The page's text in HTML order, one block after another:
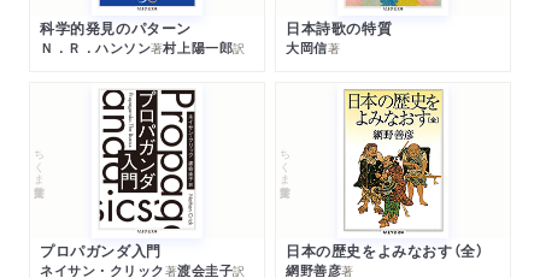
科学的発見のパターン
Ｎ．Ｒ．ハンソン著村上陽一郎訳
日本詩歌の特質
大岡信著
ちくま学芸文庫
プロパガンダ入門
ネイサン・クリック著渡会圭子訳
ちくま学芸文庫
日本の歴史をよみなおす（全）
網野善彦著